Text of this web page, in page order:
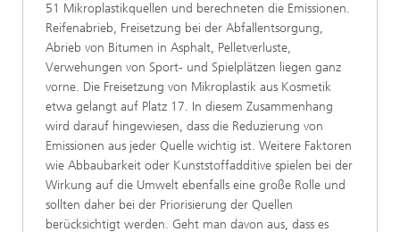
51 Mikroplastikquellen und berechneten die Emissionen.
Reifenabrieb, Freisetzung bei der Abfallentsorgung,
Abrieb von Bitumen in Asphalt, Pelletverluste,
Verwehungen von Sport- und Spielplätzen liegen ganz
vorne. Die Freisetzung von Mikroplastik aus Kosmetik
etwa gelangt auf Platz 17. In diesem Zusammenhang
wird darauf hingewiesen, dass die Reduzierung von
Emissionen aus jeder Quelle wichtig ist. Weitere Faktoren
wie Abbaubarkeit oder Kunststoffadditive spielen bei der
Wirkung auf die Umwelt ebenfalls eine große Rolle und
sollten daher bei der Priorisierung der Quellen
berücksichtigt werden. Geht man davon aus, dass es